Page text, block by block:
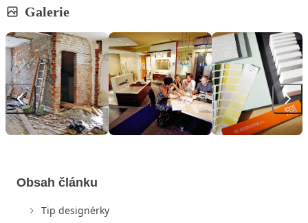
Galerie
Obsah článku
Tip designérky